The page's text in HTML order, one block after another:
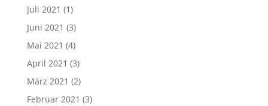
Juli 2021 (1)
Juni 2021 (3)
Mai 2021 (4)
April 2021 (3)
März 2021 (2)
Februar 2021 (3)